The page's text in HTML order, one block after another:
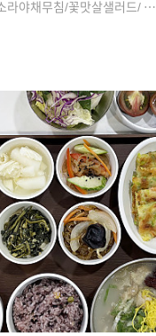
라야채무침/꽃맛살샐러드/ …